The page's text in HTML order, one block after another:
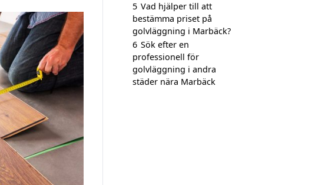
5 Vad hjälper till att
bestämma priset på
golvläggning i Marbäck?
6 Sök efter en
professionell för
golvläggning i andra
städer nära Marbäck